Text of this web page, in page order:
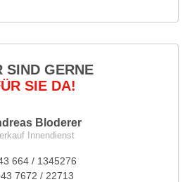
SIND GERNE
SIE DA!
Bloderer
Innendienst
664 / 1345276
7672 / 22713